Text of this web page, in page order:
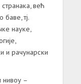
већ
тј.
науке,
и рачунарски
нивоу –